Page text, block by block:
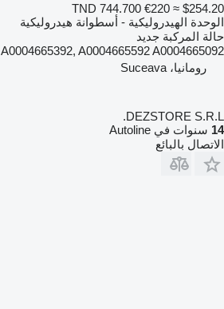
TND 744.700 €220 ≈ $254.20
الوحدة الهيدروليكية - أسطوانة هيدروليكية
حالة المركبة جديد
A0004665392, A0004665592 A0004665092
رومانيا، Suceava
DEZSTORE S.R.L.
14 سنوات في Autoline
الاتصال بالبائع